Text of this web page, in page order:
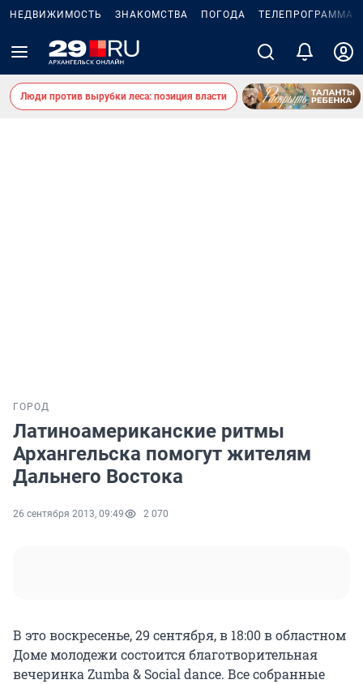
НЕДВИЖИМОСТЬ ЗНАКОМСТВА ПОГОДА ТЕЛЕПРОГРАММА
Люди против вырубки леса: позиция власти
ГОРОД
Латиноамериканские ритмы
Архангельска помогут жителям
Дальнего Востока
26 сентября 2013, 09:49 2 070
В это воскресенье, 29 сентября, в 18:00 в областном
Доме молодежи состоится благотворительная
вечеринка Zumba & Social dance. Все собранные